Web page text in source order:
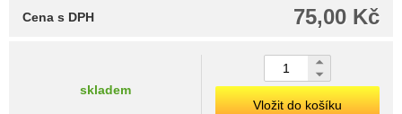
75,00 Kč
Cena s DPH
skladem
Vložit do košíku